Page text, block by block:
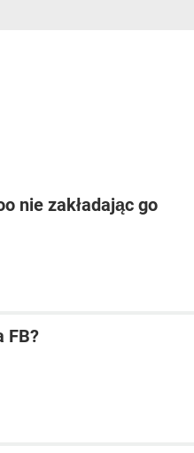
nie zakładając go
FB?